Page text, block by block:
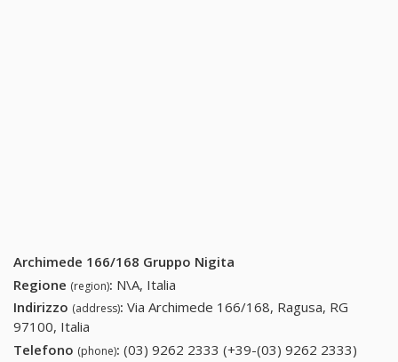
Archimede 166/168 Gruppo Nigita
Regione (region): N\A, Italia
Indirizzo (address): Via Archimede 166/168, Ragusa, RG
97100, Italia
Telefono (phone): (03) 9262 2333 (+39-(03) 9262 2333)